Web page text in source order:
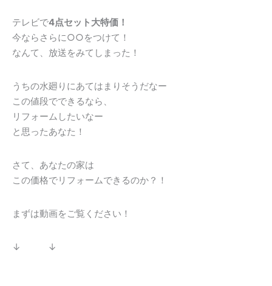
テレビで4点セット大特価！
今ならさらに○○をつけて！
なんて、放送をみてしまった！
うちの水廻りにあてはまりそうだなー
この値段でできるなら、
リフォームしたいなー
と思ったあなた！
さて、あなたの家は
この価格でリフォームできるのか？！
まずは動画をご覧ください！
↓ ↓